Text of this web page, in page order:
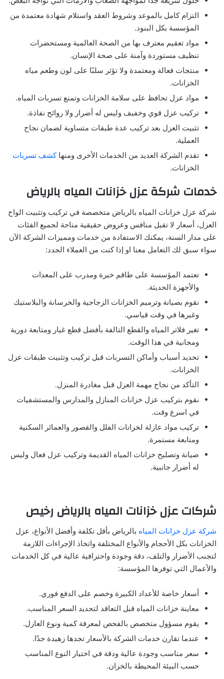
التزام كامل بالموعد وشروط العقد واستلام شهادة معتمدة من
المؤسسة بكل البنود.
مواد تعقيم معترف بها من الصحة العالمية ومستحضرات
تنظيف مستوردة وآمنة على صحة الإنسان.
منتجات فعالة ومعتمدة ولا تؤثر سلبًا على لون وطعم مياه
الخزانات.
مواد عزل تحافظ على سلامة الخزانات وتمنع تسربات المياه.
تركيب عزل قوي وخفيف وليس له أضرار ولا روائح نفاذة.
تثبيت العزل بعد تركيب عدة طبقات متساوية لضمان نجاح
العملية.
تقدم الشركة العديد من الخدمات الأخرى ومنها كشف تسربات
الخزانات.
خدمات شركة عزل خزانات المياه بالرياض
شركة عزل خزانات المياه بالرياض متخصصة في تركيب وتثبيت الواح
العزل، أسعار لا تقبل منافس وعروض حقيقية متاحة لجميع الفئات
على مدار السنة، يمكنك الاستفادة من خدمات ومميزات الشركة الآن
سواء سبق لك التعامل معنا او إذا كنت من العملاء الجدد:
تعتمد المؤسسة على طاقم خبرة ومدرب على المعدات
والأجهزة الحديثة.
نقوم بصيانة وترميم الخزانات الزجاجية والخرسانة والبلاستيك
وغيرها في وقت قياسي.
تغير فلاتر المياه والقطع التالفة بأفضل قطع غيار ومتابعة دورية
ومجانية في هذا الوقت.
تحديد أسباب وأماكن التسربات قبل تركيب وتثبيت طبقات عزل
الخزانات.
التأكد من نجاح مهمة العزل قبل مغادرة المنزل.
نقوم بتركيب عزل خزانات المنازل والمدارس والمستشفيات
في اسرع وقت.
تركيب مواد عازلة لخزانات الفلل والقصور والعمائر السكنية
ومتابعة مستمرة.
صيانة وتصليح خزانات المياه القديمة وتركيب عزل فعال وليس
له أضرار جانبية.
شركات عزل خزانات المياه بالرياض رخيص
شركة عزل خزانات المياه بالرياض بأقل تكلفة وأفضل الأنواع، عزل
الخزانات بكل الأحجام والأنواع المختلفة واتخاذ الإجراءات اللازمة
لتجنب الأضرار والتلف، دقة وجودة واحترافية عالية في كل الخدمات
والأعمال التي توفرها المؤسسة:
أسعار خاصة للأعداد الكبيرة وخصم على الدفع فوري.
معاينة خزانات المياه قبل التعاقد لتحديد السعر المناسب.
يقوم مسؤول متخصص بالفحص لمعرفة كمية ونوع العازل.
عندما تقارن خدمات الشركة بالأسعار تجدها زهيدة جدًا.
سعر مناسب وجودة عالية ودقة في اختيار النوع المناسب
حسب البيئة المحيطة بالخزان.